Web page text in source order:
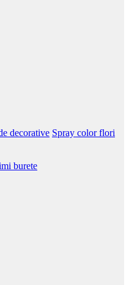
decorative Spray color flori
burete